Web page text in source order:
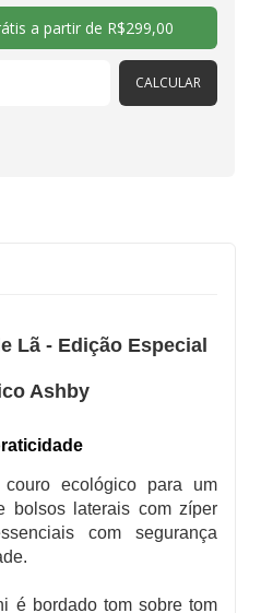
a partir de R$299,00
CALCULAR
Lã - Edição Especial
Ashby
ecológico para um
bolsos laterais com zíper
com segurança
é bordado tom sobre tom